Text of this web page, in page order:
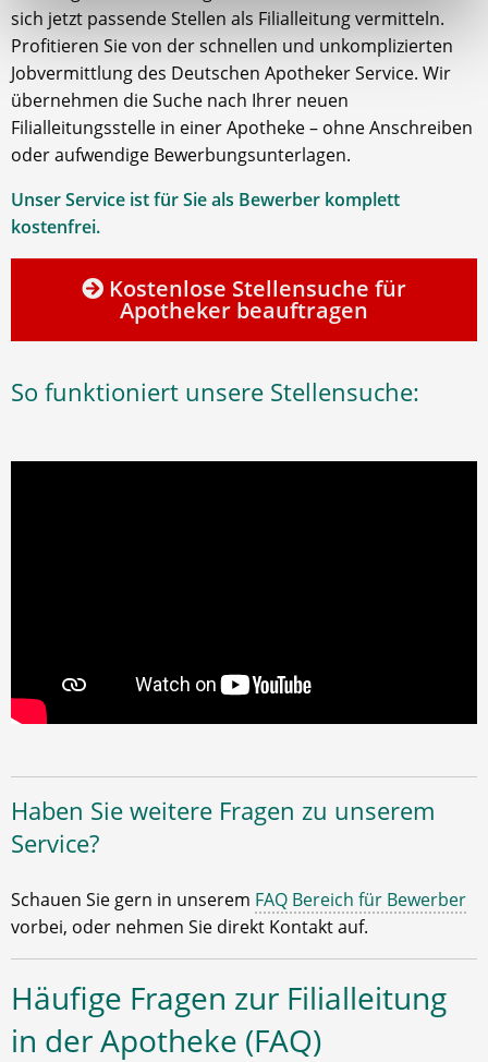
sich jetzt passende Stellen als Filialleitung vermitteln.
Profitieren Sie von der schnellen und unkomplizierten
Jobvermittlung des Deutschen Apotheker Service. Wir
übernehmen die Suche nach Ihrer neuen
Filialleitungsstelle in einer Apotheke – ohne Anschreiben
oder aufwendige Bewerbungsunterlagen.
Unser Service ist für Sie als Bewerber komplett
kostenfrei.
Kostenlose Stellensuche für
Apotheker beauftragen
So funktioniert unsere Stellensuche:
Haben Sie weitere Fragen zu unserem
Service?
Schauen Sie gern in unserem FAQ Bereich für Bewerber
vorbei, oder nehmen Sie direkt Kontakt auf.
Häufige Fragen zur Filialleitung
in der Apotheke (FAQ)